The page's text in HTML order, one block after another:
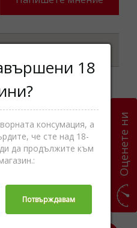
и
Оценете ни
18
консумация, а
че сте над 18-
да продължите към
Потвърждавам